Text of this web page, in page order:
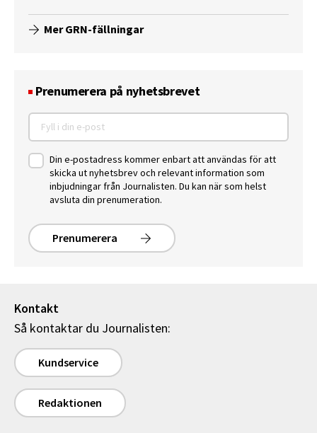
Mer GRN-fällningar
Prenumerera på nyhetsbrevet
Din e-postadress kommer enbart att användas för att
skicka ut nyhetsbrev och relevant information som
inbjudningar från Journalisten. Du kan när som helst
avsluta din prenumeration.
Prenumerera
Kontakt
Så kontaktar du Journalisten:
Kundservice
Redaktionen